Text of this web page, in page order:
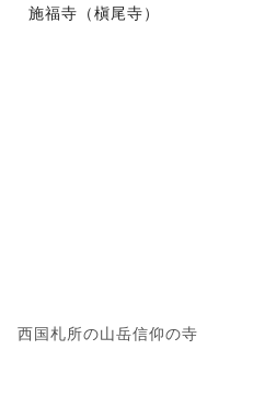
施福寺（槇尾寺）
西国札所の山岳信仰の寺